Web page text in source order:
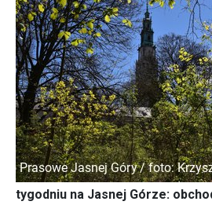
tygodniu na Jasnej Górze: